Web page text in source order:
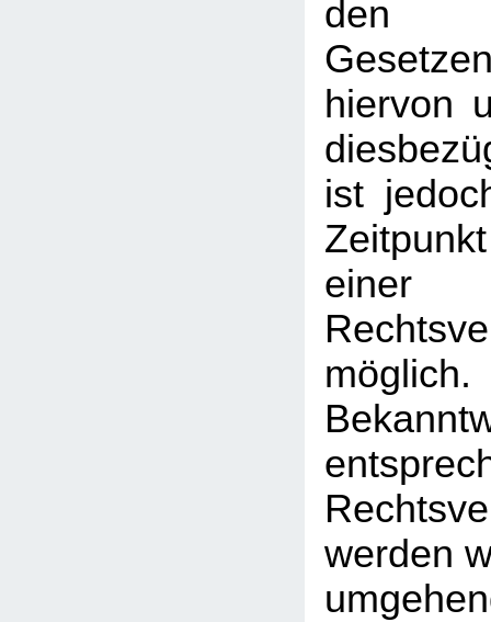
den
hiervon
ist
einer
werden